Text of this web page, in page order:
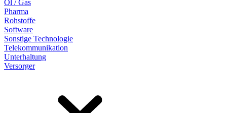
Öl / Gas
Pharma
Rohstoffe
Software
Sonstige Technologie
Telekommunikation
Unterhaltung
Versorger